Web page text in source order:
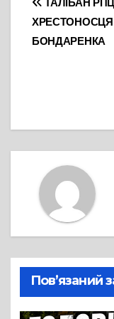
записів
ТАЛІБАН
ХРЕСТОНОСЦЯ
БОНДАРЕНКА
Пов’язаний